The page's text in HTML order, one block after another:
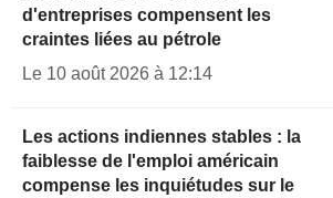
d'entreprises compensent les
craintes liées au pétrole
Le 10 août 2026 à 12:14
Les actions indiennes stables : la
faiblesse de l'emploi américain
compense les inquiétudes sur le